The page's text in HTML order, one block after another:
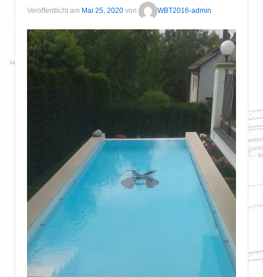
Veröffentlicht am Mai 25, 2020 von WBT2016-admin